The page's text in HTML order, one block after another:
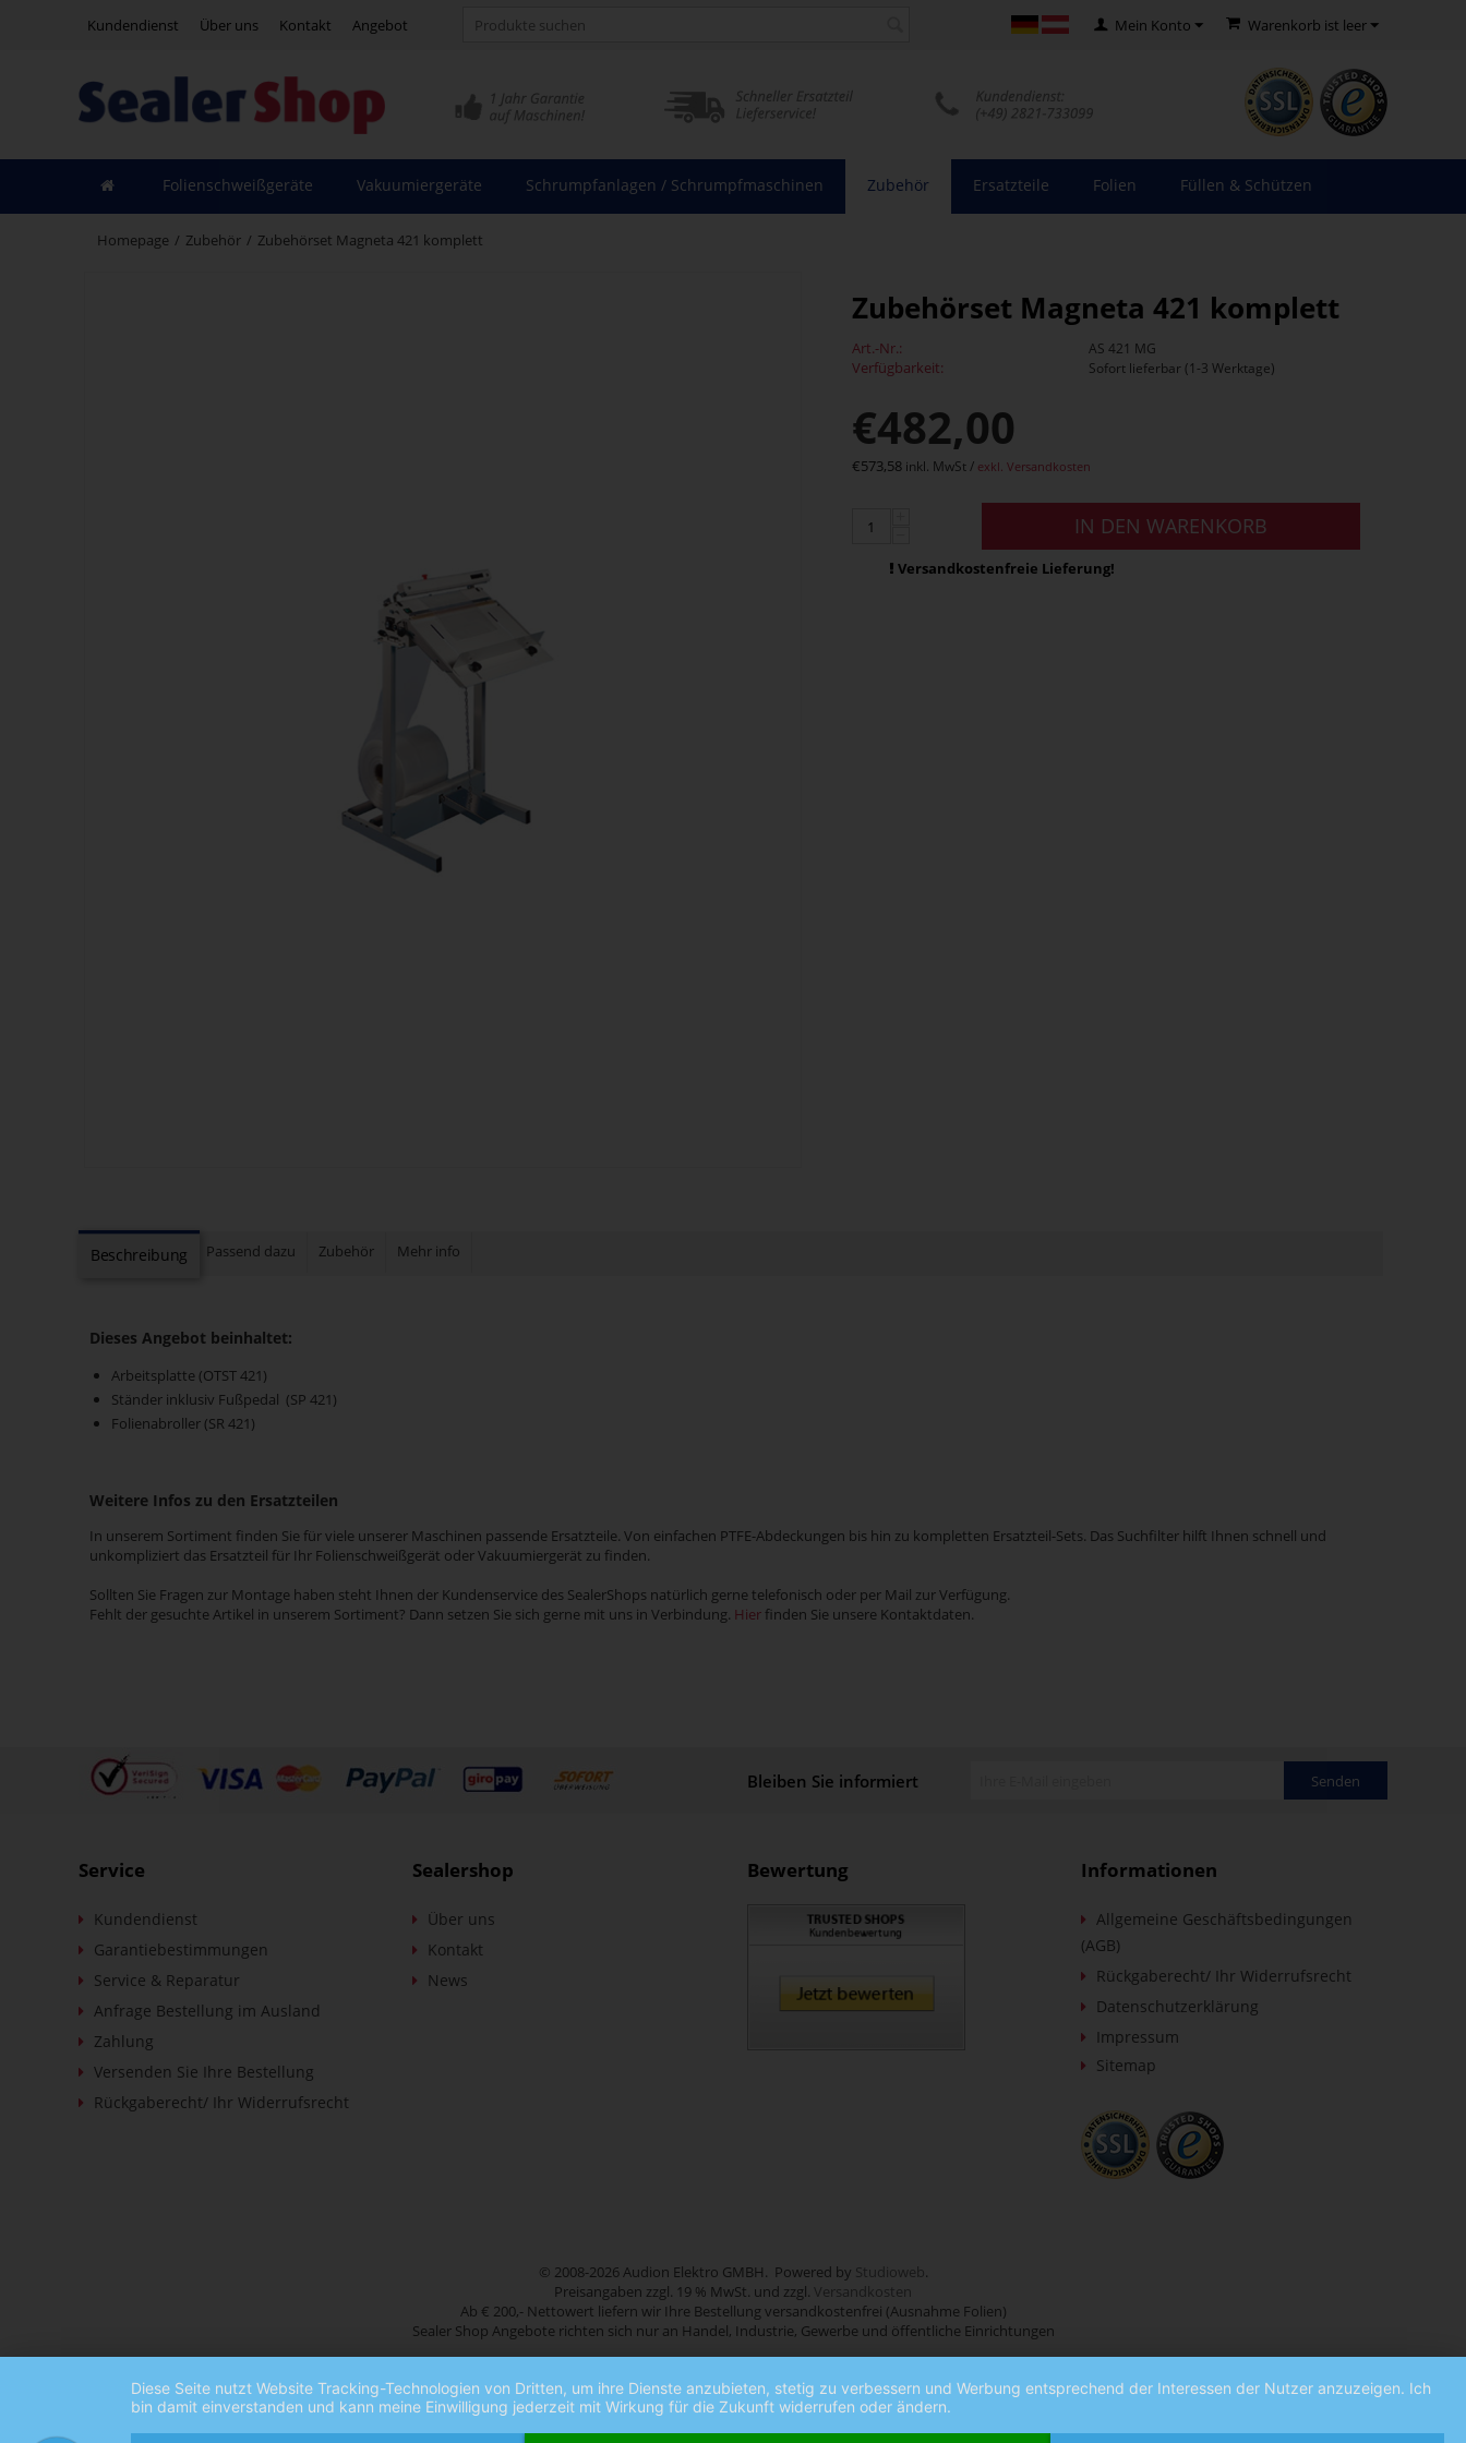
Kundendienst Über uns Kontakt Angebot Warenkorb ist leer
Mein Konto
Folienschweißgeräte Vakuumiergeräte Schrumpfanlagen / Schrumpfmaschinen Zubehör Ersatzteile Folien Füllen & Schützen
Homepage / Zubehör / Zubehörset Magneta 421 komplett
Zubehörset Magneta 421 komplett
Art.-Nr.: AS 421 MG
Verfügbarkeit: Sofort lieferbar (1-3 Werktage)
€482,00
€573,58inkl. MwSt / exkl. Versandkosten
IN DEN WARENKORB
Versandkostenfreie Lieferung!
Beschreibung Passend dazu Zubehör Mehr info
Dieses Angebot beinhaltet:
Arbeitsplatte (OTST 421)
Ständer inklusiv Fußpedal (SP 421)
Folienabroller (SR 421)
Weitere Infos zu den Ersatzteilen
In unserem Sortiment finden Sie für viele unserer Maschinen passende Ersatzteile. Von einfachen PTFE-Abdeckungen bis hin zu kompletten Ersatzteil-Sets. Das Suchfilter hilft Ihnen schnell und
unkompliziert das Ersatzteil für Ihr Folienschweißgerät oder Vakuumiergerät zu finden.
Sollten Sie Fragen zur Montage haben steht Ihnen der Kundenservice des SealerShops natürlich gerne telefonisch oder per Mail zur Verfügung.
Fehlt der gesuchte Artikel in unserem Sortiment? Dann setzen Sie sich gerne mit uns in Verbindung. Hier finden Sie unsere Kontaktdaten.
Bleiben Sie informiert Senden
Service
Kundendienst
Garantiebestimmungen
Service & Reparatur
Anfrage Bestellung im Ausland
Zahlung
Versenden Sie Ihre Bestellung
Rückgaberecht/ Ihr Widerrufsrecht
Sealershop
Über uns
Kontakt
News
Bewertung Informationen
Allgemeine Geschäftsbedingungen
(AGB)
Rückgaberecht/ Ihr Widerrufsrecht
Datenschutzerklärung
Impressum
Sitemap
© 2008-2026 Audion Elektro GMBH. Powered by Studioweb.
Preisangaben zzgl. 19 % MwSt. und zzgl. Versandkosten
Ab € 200,- Nettowert liefern wir Ihre Bestellung versandkostenfrei (Ausnahme Folien)
Sealer Shop Angebote richten sich nur an Handel, Industrie, Gewerbe und öffentliche Einrichtungen
Diese Seite nutzt Website Tracking-Technologien von Dritten, um ihre Dienste anzubieten, stetig zu verbessern und Werbung entsprechend der Interessen der Nutzer anzuzeigen. Ich
bin damit einverstanden und kann meine Einwilligung jederzeit mit Wirkung für die Zukunft widerrufen oder ändern.